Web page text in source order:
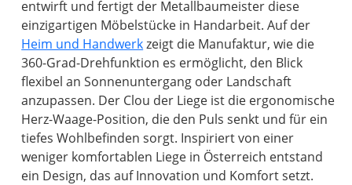
entwirft und fertigt der Metallbaumeister diese
einzigartigen Möbelstücke in Handarbeit. Auf der
Heim und Handwerkzeigt die Manufaktur, wie die
360-Grad-Drehfunktion es ermöglicht, den Blick
flexibel an Sonnenuntergang oder Landschaft
anzupassen. Der Clou der Liege ist die ergonomische
Herz-Waage-Position, die den Puls senkt und für ein
tiefes Wohlbefinden sorgt. Inspiriert von einer
weniger komfortablen Liege in Österreich entstand
ein Design, das auf Innovation und Komfort setzt.